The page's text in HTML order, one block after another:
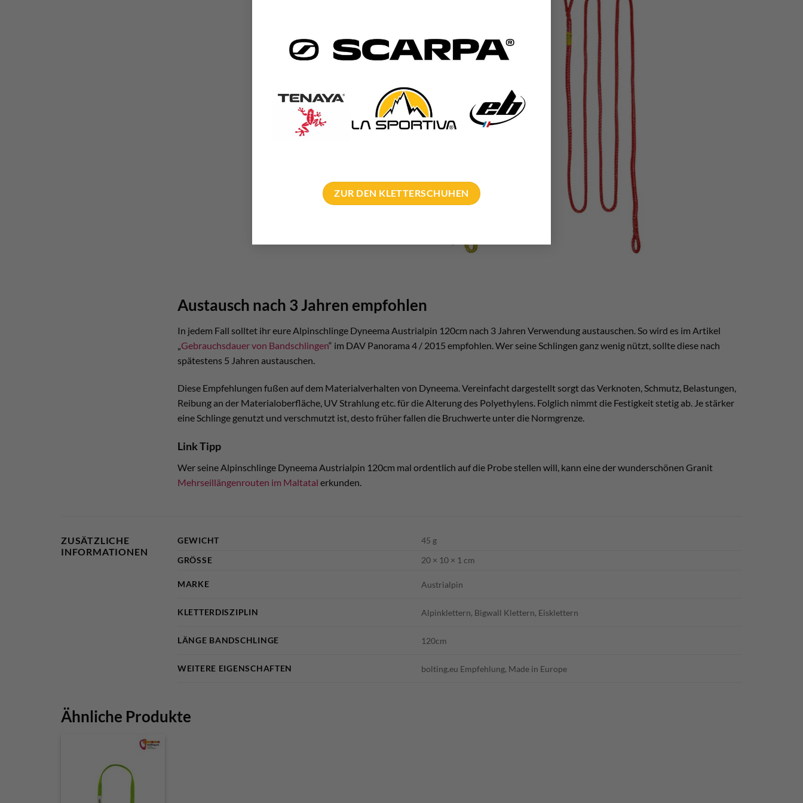
ZUR DEN KLETTERSCHUHEN
Austausch nach 3 Jahren empfohlen
In jedem Fall solltet ihr eure Alpinschlinge Dyneema Austrialpin 120cm nach 3 Jahren Verwendung austauschen. So wird es im Artikel
„Gebrauchsdauer von Bandschlingen“ im DAV Panorama 4 / 2015 empfohlen. Wer seine Schlingen ganz wenig nützt, sollte diese nach
spätestens 5 Jahren austauschen.
Diese Empfehlungen fußen auf dem Materialverhalten von Dyneema. Vereinfacht dargestellt sorgt das Verknoten, Schmutz, Belastungen,
Reibung an der Materialoberfläche, UV Strahlung etc. für die Alterung des Polyethylens. Folglich nimmt die Festigkeit stetig ab. Je stärker
eine Schlinge genutzt und verschmutzt ist, desto früher fallen die Bruchwerte unter die Normgrenze.
Link Tipp
Wer seine Alpinschlinge Dyneema Austrialpin 120cm mal ordentlich auf die Probe stellen will, kann eine der wunderschönen Granit
Mehrseillängenrouten im Maltatal erkunden.
ZUSÄTZLICHE
INFORMATIONEN
GEWICHT
45 g
GRÖSSE
20 × 10 × 1 cm
MARKE Austrialpin
KLETTERDISZIPLIN Alpinklettern, Bigwall Klettern, Eisklettern
LÄNGE BANDSCHLINGE 120cm
WEITERE EIGENSCHAFTEN bolting.eu Empfehlung, Made in Europe
Ähnliche Produkte